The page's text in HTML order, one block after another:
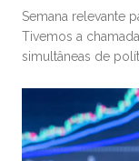
Semana relevante
Tivemos a
simultâneas de
de juros. No
diferente, com um
Começando pelos